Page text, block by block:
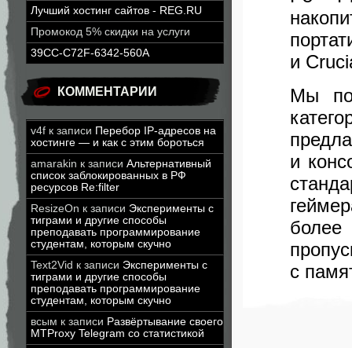
Лучший хостинг сайтов - REG.RU
Промокод 5% скидки на услуги
39CC-C72F-6342-560A
КОММЕНТАРИИ
v4f к записи Перебор IP-адресов на
хостинге — и как с этим бороться
amarakin к записи Альтернативный
список заблокированных в РФ
ресурсов Re:filter
ResizeOn к записи Эксперименты с
тиграми и другие способы
преподавать программирование
студентам, которым скучно
Text2Vid к записи Эксперименты с
тиграми и другие способы
преподавать программирование
студентам, которым скучно
всым к записи Развёртывание своего
MTProxy Telegram со статистикой
и
Мы
и
с